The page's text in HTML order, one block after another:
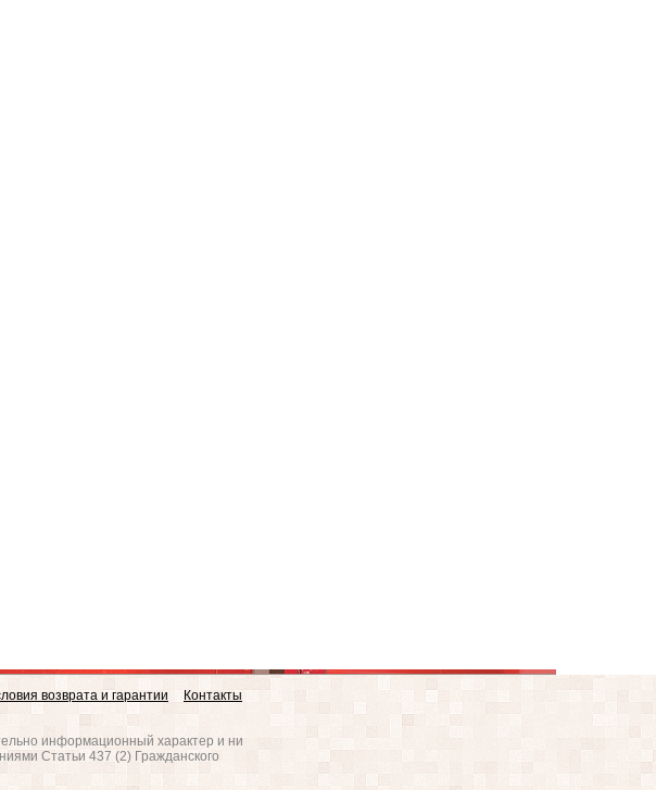
возврата и гарантии
Контакты
информационный характер и ни
Статьи 437 (2) Гражданского